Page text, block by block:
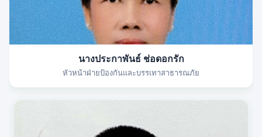
นางประกาพันธ์ ช่อดอกรัก
หัวหน้าฝ่ายป้องกันและบรรเทาสาธารณภัย